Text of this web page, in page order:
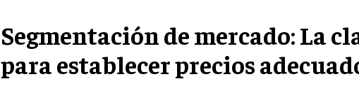
Segmentación de mercado: La
para establecer precios